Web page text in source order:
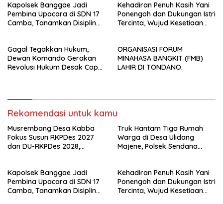
Berkelanjutan
Kapolsek Banggae Jadi
Pembina Upacara di SDN 17
Camba, Tanamkan Disiplin
Kehadiran Penuh Kasih Yani
Ponengoh dan Dukungan Istri
Tercinta, Wujud Kesetiaan
Gagal Tegakkan Hukum,
Dewan Komando Gerakan
Revolusi Hukum Desak Copot
ORGANISASI FORUM
MINAHASA BANGKIT (FMB)
LAHIR DI TONDANO.
Rekomendasi untuk kamu
Musrembang Desa Kabba
Fokus Susun RKPDes 2027
dan DU-RKPDes 2028,
Berkelanjutan
Truk Hantam Tiga Rumah
Warga di Desa Ulidang
Majene, Polsek Sendana
Kapolsek Banggae Jadi
Pembina Upacara di SDN 17
Camba, Tanamkan Disiplin
Kehadiran Penuh Kasih Yani
Ponengoh dan Dukungan Istri
Tercinta, Wujud Kesetiaan